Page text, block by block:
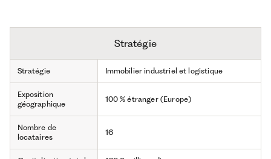
Stratégie
Stratégie Immobilier industriel et logistique
Exposition
géographique
100 % étranger (Europe)
Nombre de
locataires
16